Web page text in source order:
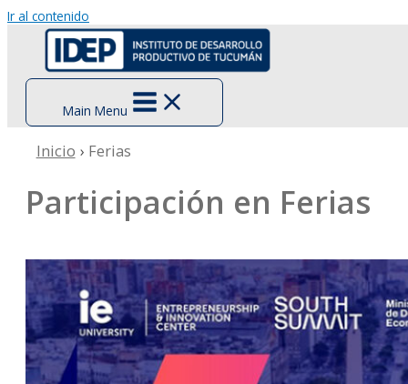
Ir al contenido
Main Menu
Inicio Ferias
Participación en Ferias